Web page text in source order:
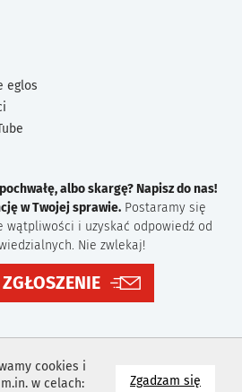
Zgadzam się
cookies i
w celach:
eglos
albo skargę? Napisz do nas!
w Twojej sprawie. Postaramy się
wątpliwości i uzyskać odpowiedź od
Nie zwlekaj!